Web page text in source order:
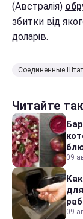
(Австралія)
збитки від
доларів.
Соединенные
Читайте
09
09